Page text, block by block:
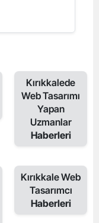
Kırıkkalede
Web Tasarımı
Yapan
Uzmanlar
Haberleri
Kırıkkale Web
Tasarımcı
Haberleri